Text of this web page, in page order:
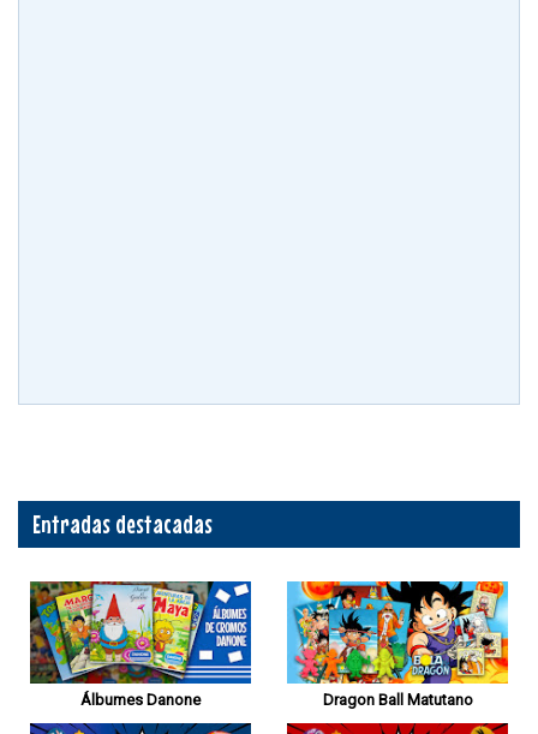
Entradas destacadas
Álbumes Danone Dragon Ball Matutano